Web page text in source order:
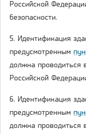
Российской
безопасности.
5. Идентификация
предусмотренным
должна проводиться
Российской
6. Идентификация
предусмотренным
должна проводиться